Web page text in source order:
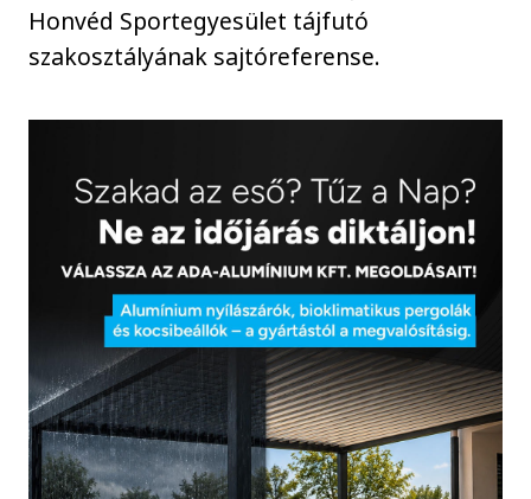
Honvéd Sportegyesület tájfutó
szakosztályának sajtóreferense.